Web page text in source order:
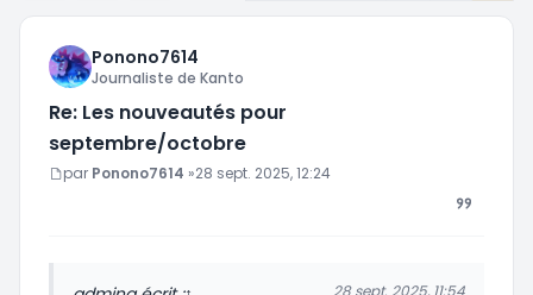
Ponono7614
Journaliste de Kanto
Re: Les nouveautés pour
septembre/octobre
Message
par Ponono7614 »28 sept. 2025, 12:24